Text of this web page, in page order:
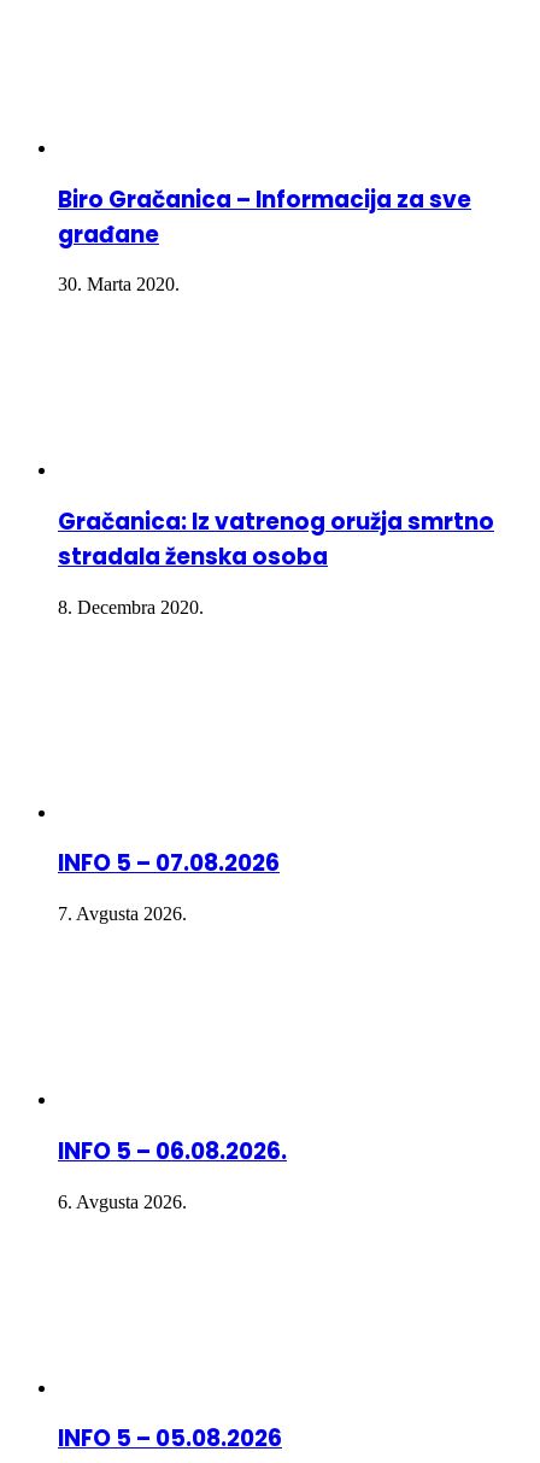
Biro Gračanica – Informacija za sve
građane
30. Marta 2020.
Gračanica: Iz vatrenog oružja smrtno
stradala ženska osoba
8. Decembra 2020.
INFO 5 – 07.08.2026
7. Avgusta 2026.
INFO 5 – 06.08.2026.
6. Avgusta 2026.
INFO 5 – 05.08.2026